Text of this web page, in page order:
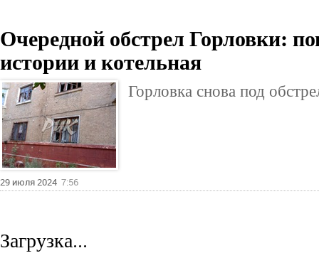
Очередной обстрел Горловки:
истории и котельная
Горловка снова под
29 июля 2024 7:56
Загрузка...